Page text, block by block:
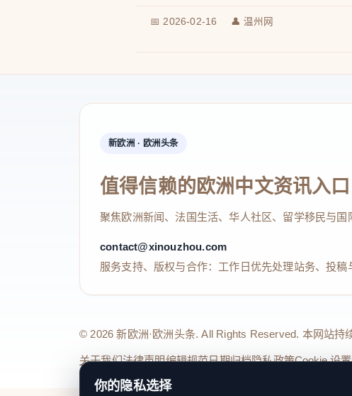
📅 2026-02-16 👤 温州网
新欧洲 · 欧洲头条
值得信赖的欧洲中文资讯入口
聚焦欧洲新闻、法国生活、华人社区、留学移民与
contact@xinouzhou.com
服务支持、版权与合作：工作日优先处理站务、投稿
© 2026 新欧洲·欧洲头条. All Rights Reserved. 本网站
关于我们法律声明编辑规范日期归档隐私政策Cookie 设置
你的隐私选择